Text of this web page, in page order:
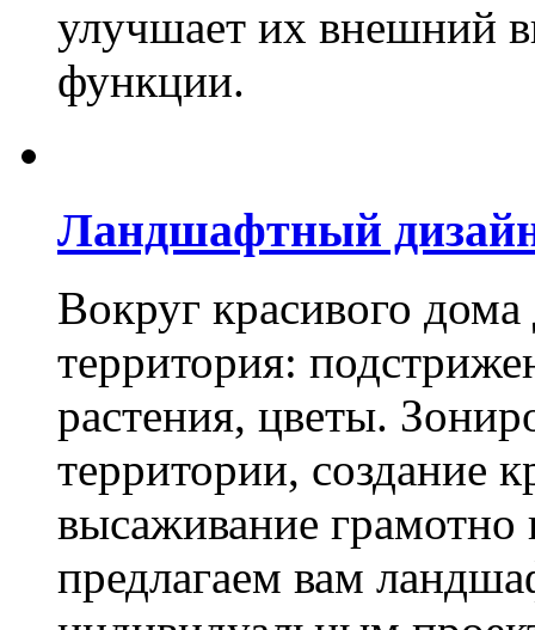
улучшает их внешний
функции.
Ландшафтный
Вокруг красивого
территория:
растения, цветы.
территории, создание
высаживание
предлагаем вам